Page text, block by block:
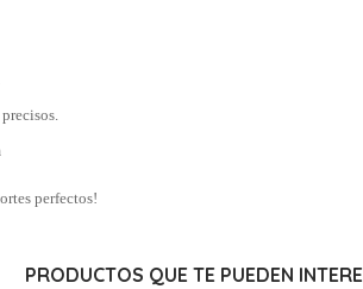
perfectos!
PRODUCTOS QUE TE PUEDEN